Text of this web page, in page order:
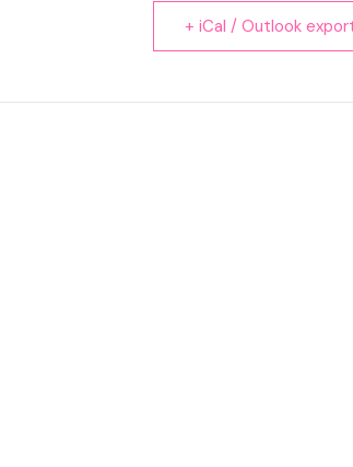
+ iCal / Outlook